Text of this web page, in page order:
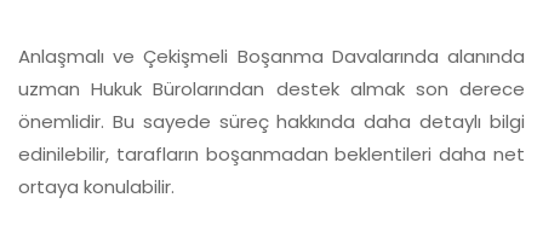
Anlaşmalı ve Çekişmeli Boşanma Davalarında alanında
uzman Hukuk Bürolarından destek almak son derece
önemlidir. Bu sayede süreç hakkında daha detaylı bilgi
edinilebilir, tarafların boşanmadan beklentileri daha net
ortaya konulabilir.